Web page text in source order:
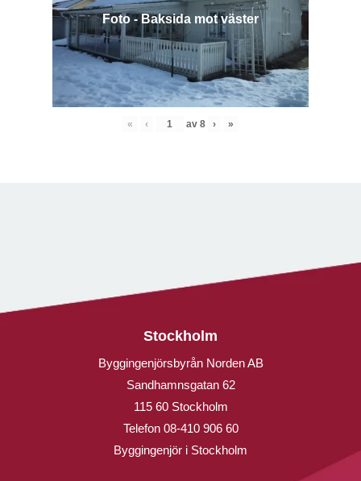
Foto - Baksida mot väster
« ‹ av 8 › »
Stockholm
Byggingenjörsbyrån Norden AB
Sandhamnsgatan 62
115 60 Stockholm
Telefon 08-410 906 60
Byggingenjör i Stockholm